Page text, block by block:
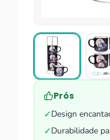
Prós
✓Design
✓Durabilidade